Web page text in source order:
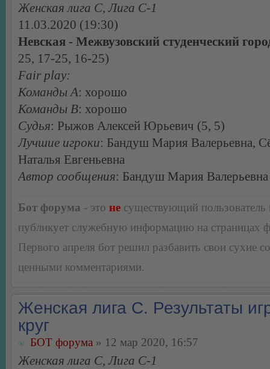
Женская лига С, Лига С-1
11.03.2020 (19:30)
Невская - Межвузовский студенческий
25, 17-25, 16-25)
Fair play:
Команды А: хорошо
Команды В: хорошо
Судья: Рыжов Алексей Юрьевич (5, 5)
Лучшие игроки: Бандуш Мария Валерьевна,
Наталья Евгеньевна
Автор сообщения: Бандуш Мария Валерьевна
Бот форума - это не существующий пользователь
публикует служебную информацию на страницах
Первого апреля бот решил разбавить свои сухие
ценными комментариями.
Женская лига С. Результаты
круг
БОТ форума » 12 мар 2020, 16:57
Женская лига С, Лига С-1